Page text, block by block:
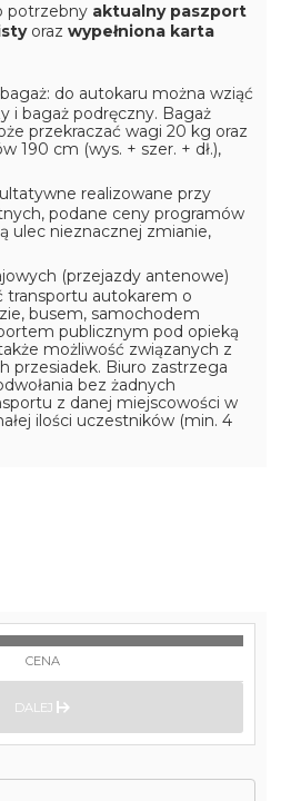
potrzebny aktualny paszport
orazwypełniona karta
do autokaru można wziąć
i bagaż podręczny. Bagaż
przekraczać wagi 20 kg oraz
190 cm (wys. + szer. + dł.),
realizowane przy
podane ceny programów
ulec nieznacznej zmianie,
(przejazdy antenowe)
transportu autokarem o
busem, samochodem
publicznym pod opieką
możliwość związanych z
przesiadek. Biuro zastrzega
bez żadnych
z danej miejscowości w
ilości uczestników (min. 4
CENA
DALEJ